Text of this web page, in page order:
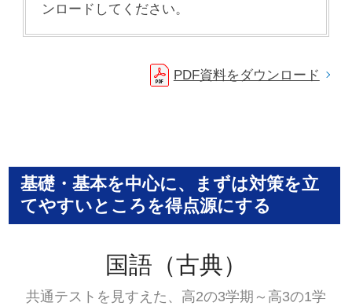
ンロードしてください。
PDF資料をダウンロード
基礎・基本を中心に、まずは対策を立
てやすいところを得点源にする
国語（古典）
共通テストを見すえた、高2の3学期～高3の1学